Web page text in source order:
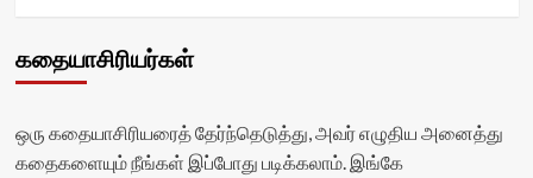
கதையாசிரியர்கள்
ஒரு கதையாசிரியரைத் தேர்ந்தெடுத்து, அவர் எழுதிய அனைத்து
கதைகளையும் நீங்கள் இப்போது படிக்கலாம். இங்கே